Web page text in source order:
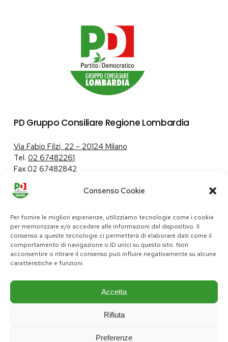
Consenso Cookie
Per fornire le migliori esperienze, utilizziamo tecnologie come i cookie
per memorizzare e/o accedere alle informazioni del dispositivo. Il
consenso a queste tecnologie ci permetterà di elaborare dati come il
comportamento di navigazione o ID unici su questo sito. Non
acconsentire o ritirare il consenso può influire negativamente su alcune
caratteristiche e funzioni.
Accetta
Rifiuta
Preferenze
PD Gruppo Consiliare Regione Lombardia
Via Fabio Filzi, 22 – 20124 Milano
Tel. 02 67482261
Fax 02 67482842
Tutela dei dati personali|Politica sui cookie
pd@consiglio.regione.lombardia.it
ufficiostampa.pd@consiglio.regione.lombardia.it
Pagine Facebook Gruppo Consiliare PD LombardiaPagina Messenger Gruppo Consiliare PD LombardiaPagina Instagram Gruppo PD LombardiaPagina Youtube Gruppo PD Lombardia